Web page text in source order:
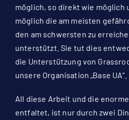
möglich, so direkt wie möglich
möglich die am meisten
den am schwersten zu
unterstützt. Sie tut dies
die Unterstützung von
unsere Organisation „Base UA“.
All diese Arbeit und die
entfaltet, ist nur durch zwei